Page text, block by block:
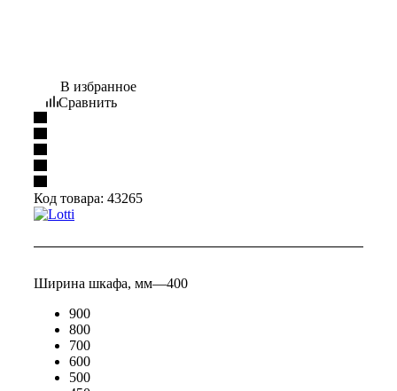
В избранное
Сравнить
Код товара: 43265
Ширина шкафа, мм—400
900
800
700
600
500